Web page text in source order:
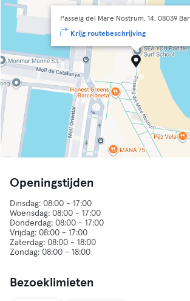
Passeig del Mare Nostrum, 14, 08039
Krijg routebeschrijving
Openingstijden
Dinsdag: 08:00 - 17:00
Woensdag: 08:00 - 17:00
Donderdag: 08:00 - 17:00
Vrijdag: 08:00 - 17:00
Zaterdag: 08:00 - 18:00
Bezoeklimieten